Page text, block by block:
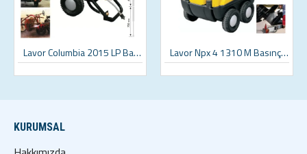
Lavor Columbia 2015 LP Basınçlı Yıkama Makinası Lavor Npx 4 1310 M Basınçlı Yıkama Makinası
KURUMSAL